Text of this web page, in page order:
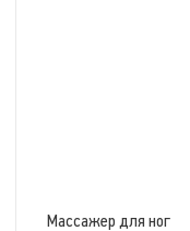
Массажер для ног